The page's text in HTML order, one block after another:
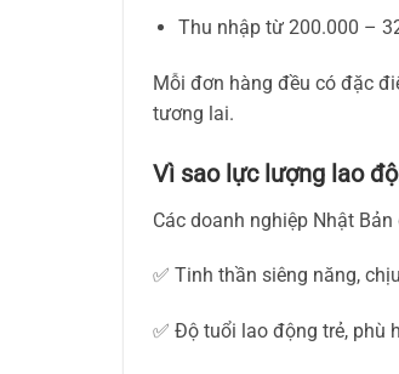
Thu nhập từ 200.000 –
Mỗi đơn hàng đều có đặc
tương lai.
Vì sao lực lượng lao
Các doanh nghiệp Nhật
✅ Tinh thần siêng năng,
✅ Độ tuổi lao động trẻ, phù